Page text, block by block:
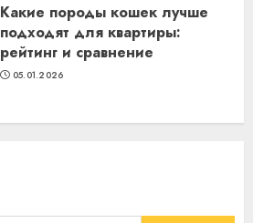
Какие породы кошек лучше
подходят для квартиры:
рейтинг и сравнение
05.01.2026